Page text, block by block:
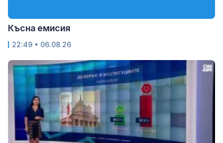
Късна емисия
22:49 • 06.08.26